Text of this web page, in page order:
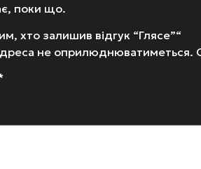
поки що.
хто залишив відгук “Глясе”“
не оприлюднюватиметься.